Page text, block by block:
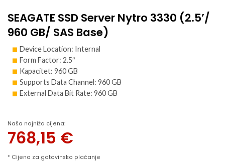
SEAGATE SSD Server Nytro 3330 (2.5’/
960 GB/ SAS Base)
Device Location: Internal
Form Factor: 2.5″
Kapacitet: 960 GB
Supports Data Channel: 960 GB
External Data Bit Rate: 960 GB
Naša najniža cijena:
768,15 €
* Cijena za gotovinsko plaćanje